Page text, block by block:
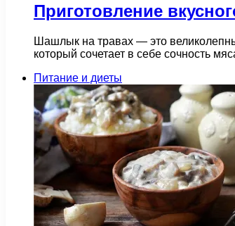
Приготовление
Шашлык на травах — это
который сочетает в себе сочность
Питание и диеты